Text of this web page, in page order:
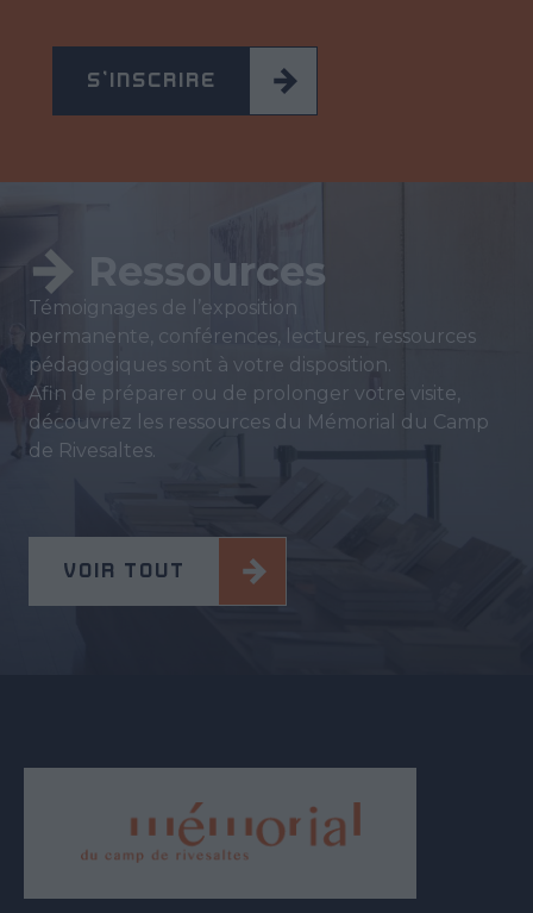
S'INSCRIRE
Ressources
Témoignages de l’exposition
permanente, conférences, lectures, ressources
pédagogiques sont à votre disposition.
Afin de préparer ou de prolonger votre visite,
découvrez les ressources du Mémorial du Camp
de Rivesaltes.
VOIR TOUT